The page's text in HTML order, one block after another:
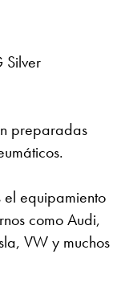
Silver
preparadas
el equipamiento
como Audi,
VW y muchos